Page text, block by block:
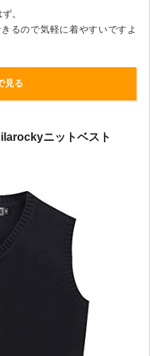
。
るので気軽に着やすいですよ
見る
ニットベスト